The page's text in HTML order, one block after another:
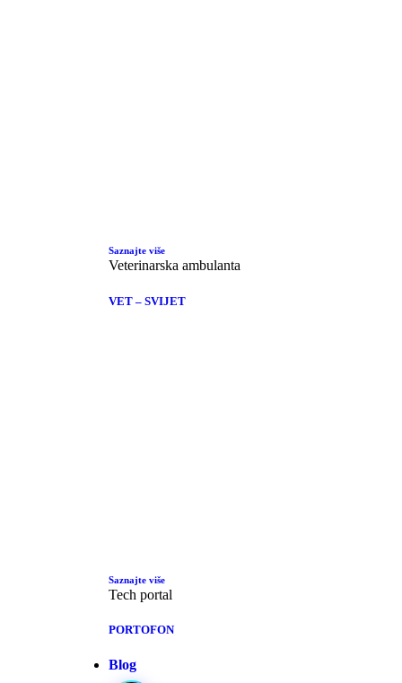
Saznajte više
Veterinarska ambulanta
VET – SVIJET
Saznajte više
Tech portal
PORTOFON
Blog